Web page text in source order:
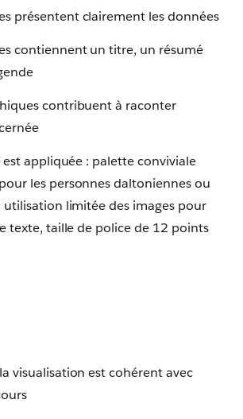
présentent clairement les données
contiennent un titre, un résumé
contribuent à raconter
est appliquée : palette conviviale
les personnes daltoniennes ou
utilisation limitée des images pour
texte, taille de police de 12 points
visualisation est cohérent avec